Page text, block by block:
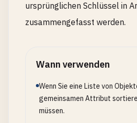
ursprünglichen Schlüssel in
zusammengefasst werden.
Wann verwenden
Wenn Sie eine Liste von
gemeinsamen Attribut
müssen.